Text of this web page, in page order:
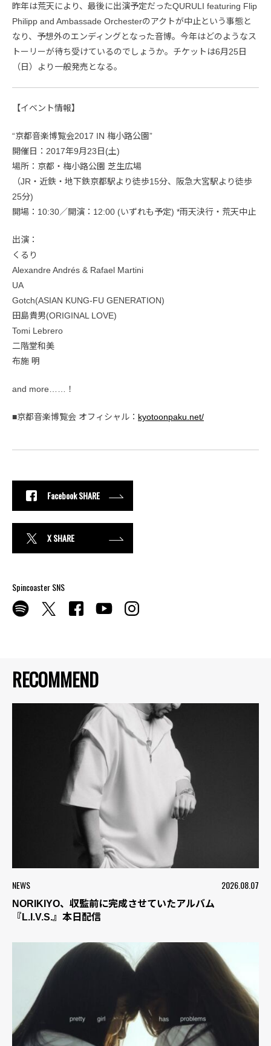
RECOMMEND
NEWS 2026.08.07
NORIKIYO、収監前に完成させていたアルバム
『L.I.V.S.』本日配信
昨年は荒天により、最後に出演予定だったQURULI featuring Flip
Philipp and Ambassade Orchesterのアクトが中止という事態と
なり、予想外のエンディングとなった音博。今年はどのようなス
トーリーが待ち受けているのでしょうか。チケットは6月25日
（日）より一般発売となる。
【イベント情報】
“京都音楽博覧会2017 IN 梅小路公園”
開催日：2017年9月23日(土)
場所：京都・梅小路公園 芝生広場
（JR・近鉄・地下鉄京都駅より徒歩15分、阪急大宮駅より徒歩
25分)
開場：10:30／開演：12:00 (いずれも予定) *雨天決行・荒天中止
出演：
くるり
Alexandre Andrés & Rafael Martini
UA
Gotch(ASIAN KUNG-FU GENERATION)
田島貴男(ORIGINAL LOVE)
Tomi Lebrero
二階堂和美
布施 明
and more……！
■京都音楽博覧会 オフィシャル： kyotoonpaku.net/
Facebook SHARE
X SHARE
Spincoaster SNS